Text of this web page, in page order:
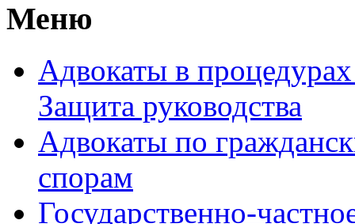
Меню
Адвокаты в
Защита руководства
Адвокаты по
спорам
Государственно-